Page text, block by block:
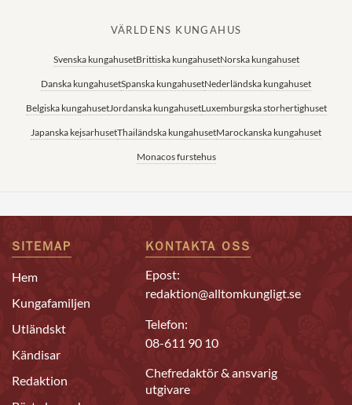
VÄRLDENS KUNGAHUS
Svenska kungahusetBrittiska kungahusetNorska kungahuset
Danska kungahusetSpanska kungahusetNederländska kungahuset
Belgiska kungahusetJordanska kungahusetLuxemburgska storhertighuset
Japanska kejsarhusetThailändska kungahusetMarockanska kungahuset
Monacos furstehus
SITEMAP
Hem
Kungafamiljen
Utländskt
Kändisar
Redaktion
KONTAKTA OSS
Epost:
redaktion@alltomkungligt.se
Telefon:
08-611 90 10
Chefredaktör & ansvarig
utgivare